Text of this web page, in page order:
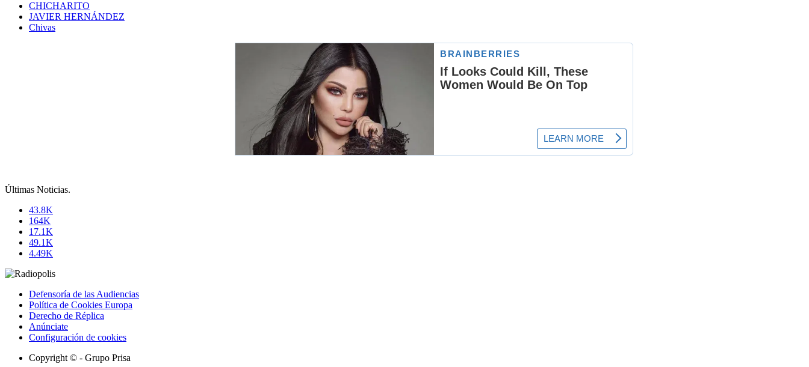
CHICHARITO
JAVIER HERNÁNDEZ
Chivas
Últimas Noticias.
43.8K
164K
17.1K
49.1K
4.49K
Defensoría de las Audiencias
Política de Cookies Europa
Derecho de Réplica
Anúnciate
Configuración de cookies
Copyright © - Grupo Prisa